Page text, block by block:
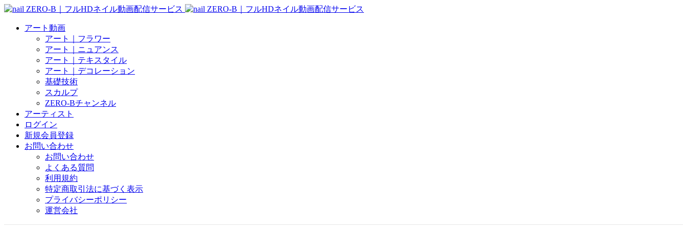
アート動画
アート｜フラワー
アート｜ニュアンス
アート｜テキスタイル
アート｜デコレーション
基礎技術
スカルプ
ZERO-Bチャンネル
アーティスト
ログイン
新規会員登録
お問い合わせ
お問い合わせ
よくある質問
利用規約
特定商取引法に基づく表示
プライバシーポリシー
運営会社